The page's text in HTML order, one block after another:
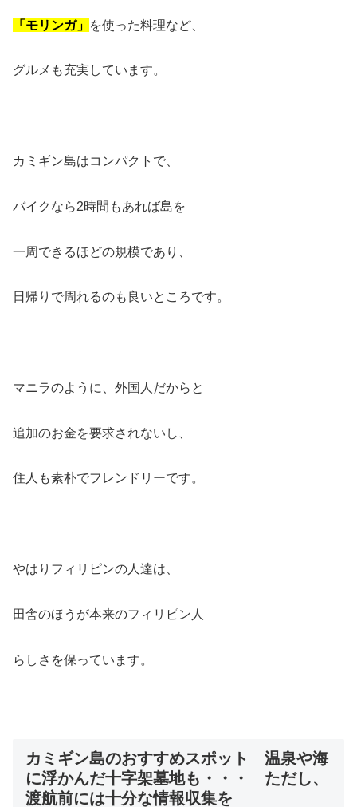
「モリンガ」 を使った料理など、
グルメも充実しています。
カミギン島はコンパクトで、
バイクなら2時間もあれば島を
一周できるほどの規模であり、
日帰りで周れるのも良いところです。
マニラのように、外国人だからと
追加のお金を要求されないし、
住人も素朴でフレンドリーです。
やはりフィリピンの人達は、
田舎のほうが本来のフィリピン人
らしさを保っています。
カミギン島のおすすめスポット 温泉や海
に浮かんだ十字架墓地も・・・ ただし、
渡航前には十分な情報収集を